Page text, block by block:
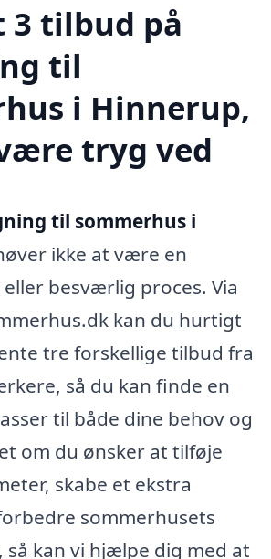
3 tilbud på
til
i Hinnerup,
tryg ved
til sommerhus i
ikke at være en
besværlig proces. Via
kan du hurtigt
tre forskellige tilbud fra
så du kan finde en
til både dine behov og
om du ønsker at tilføje
skabe et ekstra
sommerhusets
kan vi hjælpe dig med at